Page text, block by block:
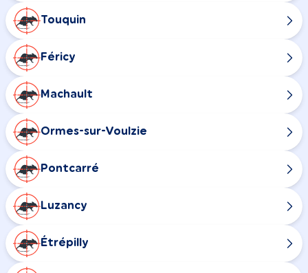
Touquin
Féricy
Machault
Ormes-sur-Voulzie
Pontcarré
Luzancy
Étrépilly